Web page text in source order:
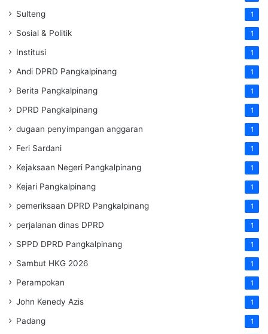
Sulteng 1
Sosial & Politik 1
Institusi 1
Andi DPRD Pangkalpinang 1
Berita Pangkalpinang 1
DPRD Pangkalpinang 1
dugaan penyimpangan anggaran 1
Feri Sardani 1
Kejaksaan Negeri Pangkalpinang 1
Kejari Pangkalpinang 1
pemeriksaan DPRD Pangkalpinang 1
perjalanan dinas DPRD 1
SPPD DPRD Pangkalpinang 1
Sambut HKG 2026 1
Perampokan 1
John Kenedy Azis 1
Padang 1